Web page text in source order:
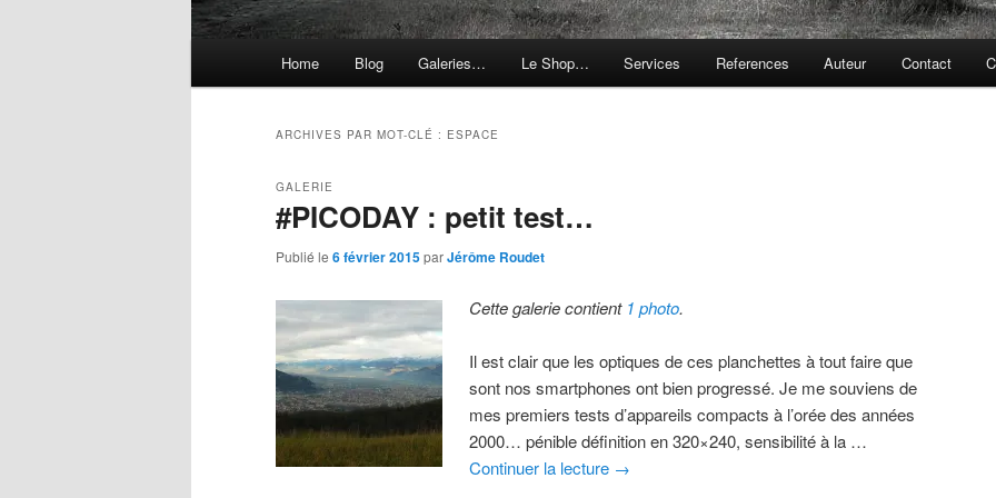
Home Blog Galeries… Le Shop… Services References Auteur Contact
ARCHIVES PAR MOT-CLÉ : ESPACE
#PICODAY : petit test…
GALERIE
Publié le 6 février 2015parJérôme Roudet
Cette galerie contient 1 photo.
Il est clair que les optiques de ces planchettes à tout faire que
sont nos smartphones ont bien progressé. Je me souviens de
mes premiers tests d’appareils compacts à l’orée des années
2000… pénible définition en 320×240, sensibilité à la …
Continuer la lecture →